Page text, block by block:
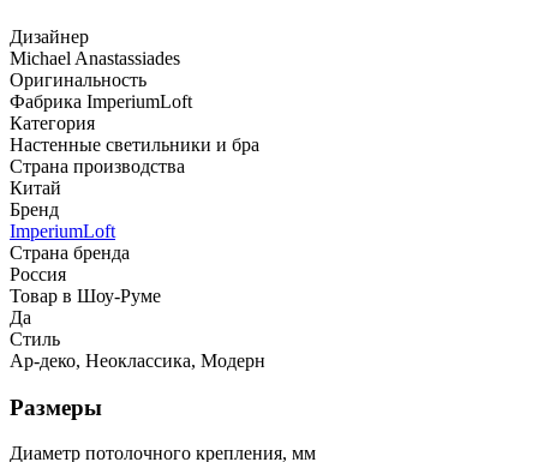
Дизайнер
Michael Anastassiades
Оригинальность
Фабрика ImperiumLoft
Категория
Настенные светильники и бра
Страна производства
Китай
Бренд
ImperiumLoft
Страна бренда
Россия
Товар в Шоу-Руме
Да
Стиль
Ар-деко, Неоклассика, Модерн
Размеры
Диаметр потолочного крепления, мм